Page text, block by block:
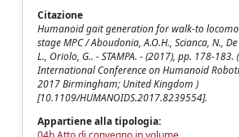
Citazione
Humanoid gait generation for walk-to
stage MPC / Aboudonia, A.O.H., Scianca, N.,
L., Oriolo, G.. - STAMPA. - (2017), pp. 178-183.
International Conference on Humanoid
2017 Birmingham; United Kingdom )
[10.1109/HUMANOIDS.2017.8239554].
Appartiene alla tipologia: